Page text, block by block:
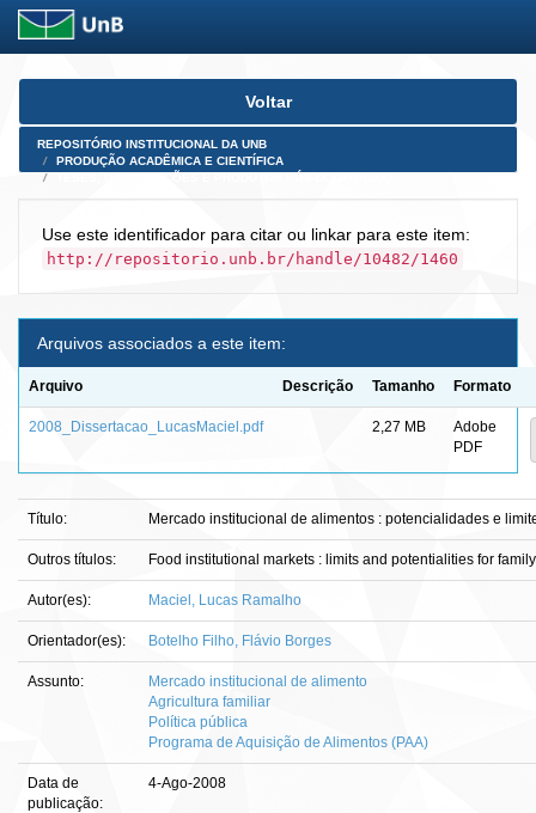
Skip
Voltar
REPOSITÓRIO INSTITUCIONAL DA UNB
PRODUÇÃO ACADÊMICA E CIENTÍFICA
Use este identificador para citar ou linkar para este item:
http://repositorio.unb.br/handle/10482/1460
Arquivos associados a este item:
Arquivo Descrição Tamanho Formato
2008_Dissertacao_LucasMaciel.pdf 2,27 MB
Adobe
PDF
Título: Mercado institucional de alimentos : potencialidades e
Outros títulos: Food institutional markets : limits and potentialities for
Autor(es): Maciel, Lucas Ramalho
Orientador(es): Botelho Filho, Flávio Borges
Assunto:
Mercado institucional de alimento
Agricultura familiar
Política pública
Programa de Aquisição de Alimentos (PAA)
Data de
publicação:
4-Ago-2008